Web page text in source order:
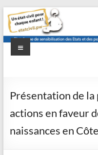
Aller
au
contenu
pour
chaque
!
Menu
Présentation de
actions en faveur
naissances en